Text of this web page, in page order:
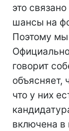
это
шансы на
Поэтому мы
говорит
объясняет,
что у них
включена в